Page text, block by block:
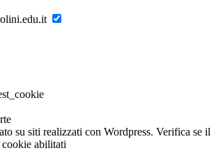
su siti realizzati con Wordpress. Verifica se il
abilitati